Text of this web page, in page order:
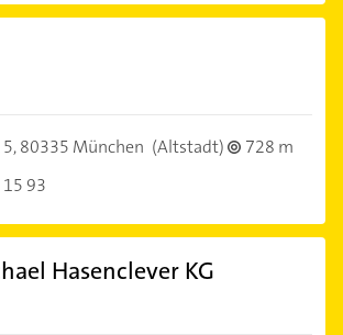
80335 München (Altstadt)
728 m
93
Hasenclever KG